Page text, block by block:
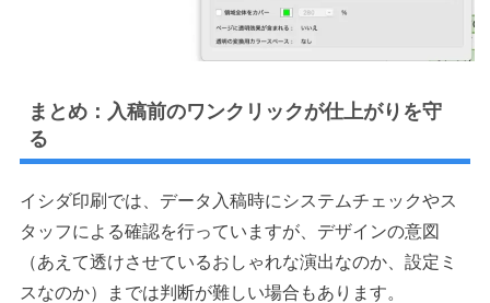
まとめ：入稿前のワンクリックが仕上がりを守
る
イシダ印刷では、データ入稿時にシステムチェックやス
タッフによる確認を行っていますが、デザインの意図
（あえて透けさせているおしゃれな演出なのか、設定ミ
スなのか）までは判断が難しい場合もあります。